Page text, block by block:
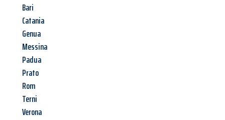
Bari
Catania
Genua
Messina
Padua
Prato
Rom
Terni
Verona